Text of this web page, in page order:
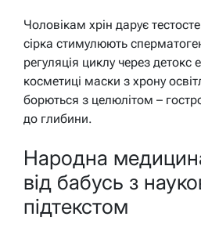
Чоловікам хрін дарує
сірка стимулюють
регуляція циклу через детокс
косметиці маски з хрону
борються з целюлітом –
до глибини.
Народна
від бабусь з
підтекстом